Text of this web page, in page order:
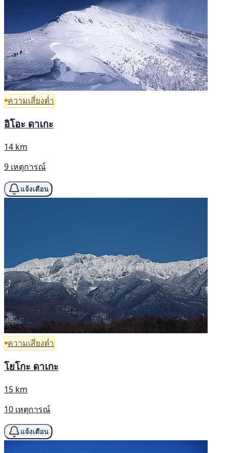
ความเสี่ยงต่ำ
อิโอะ ดาเกะ
14 km
9 เหตุการณ์
แจ้งเตือน
ความเสี่ยงต่ำ
โยโกะ ดาเกะ
15 km
10 เหตุการณ์
แจ้งเตือน